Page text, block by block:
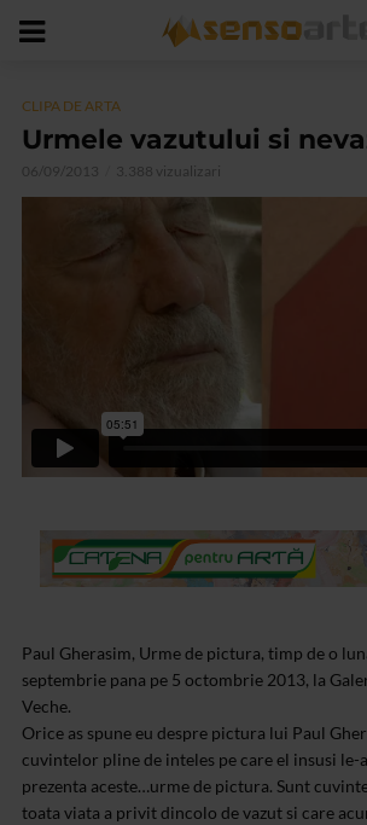
CLIPA DE ARTA
Urmele vazutului si
06/09/2013 3.388 vizualizari
Paul Gherasim, Urme de pictura, timp de o
septembrie pana pe 5 octombrie 2013, la
Veche.
Orice as spune eu despre pictura lui Paul
cuvintelor pline de inteles pe care el insusi le-
prezenta aceste…urme de pictura. Sunt
toata viata a privit dincolo de vazut si care